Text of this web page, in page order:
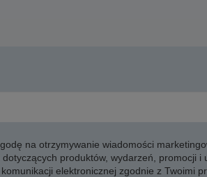
na otrzymywanie wiadomości
produktów, wydarzeń, promocji i
elektronicznej zgodnie z Twoimi